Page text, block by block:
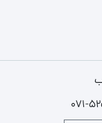
071-